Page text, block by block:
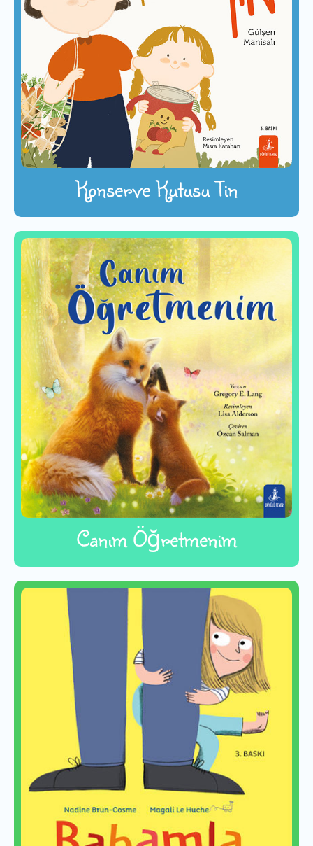
Konserve Kutusu Tin
Canım Öğretmenim